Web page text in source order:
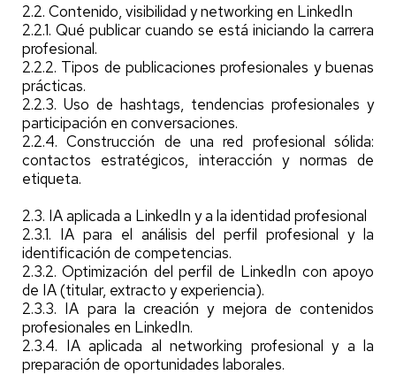
2.2. Contenido, visibilidad y networking en LinkedIn
2.2.1. Qué publicar cuando se está iniciando la carrera
profesional.
2.2.2. Tipos de publicaciones profesionales y buenas
prácticas.
2.2.3. Uso de hashtags, tendencias profesionales y
participación en conversaciones.
2.2.4. Construcción de una red profesional sólida:
contactos estratégicos, interacción y normas de
etiqueta.
2.3. IA aplicada a LinkedIn y a la identidad profesional
2.3.1. IA para el análisis del perfil profesional y la
identificación de competencias.
2.3.2. Optimización del perfil de LinkedIn con apoyo
de IA (titular, extracto y experiencia).
2.3.3. IA para la creación y mejora de contenidos
profesionales en LinkedIn.
2.3.4. IA aplicada al networking profesional y a la
preparación de oportunidades laborales.